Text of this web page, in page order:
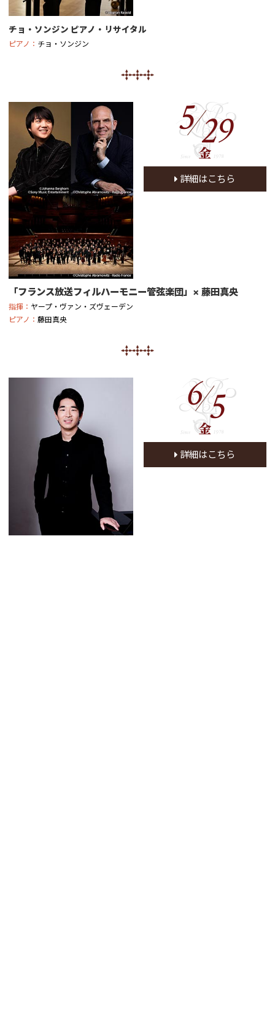
チョ・ソンジン ピアノ・リサイタル
ピアノ： チョ・ソンジン
529
金
詳細はこちら
「フランス放送フィルハーモニー管弦楽団」× 藤田真央
指揮： ヤープ・ヴァン・ズヴェーデン
ピアノ： 藤田真央
65
金
詳細はこちら